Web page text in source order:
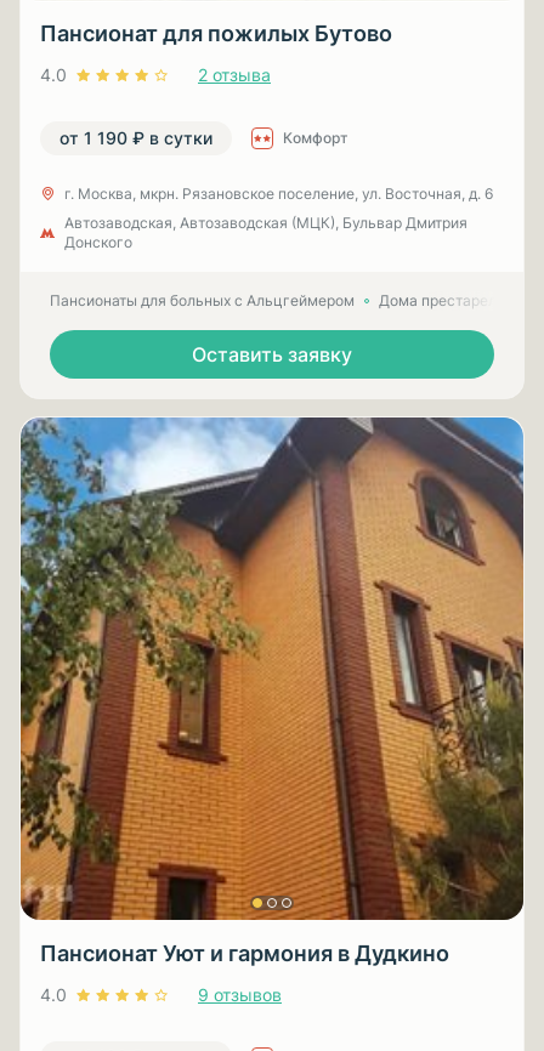
Пансионат для пожилых Бутово
4.0 2 отзыва
от 1 190 ₽ в сутки Комфорт
г. Москва, мкрн. Рязановское поселение, ул. Восточная, д. 6
Автозаводская, Автозаводская (МЦК), Бульвар Дмитрия
Донского
Пансионаты для больных с Альцгеймером Дома престарелых
Оставить заявку
Пансионат Уют и гармония в Дудкино
4.0 9 отзывов